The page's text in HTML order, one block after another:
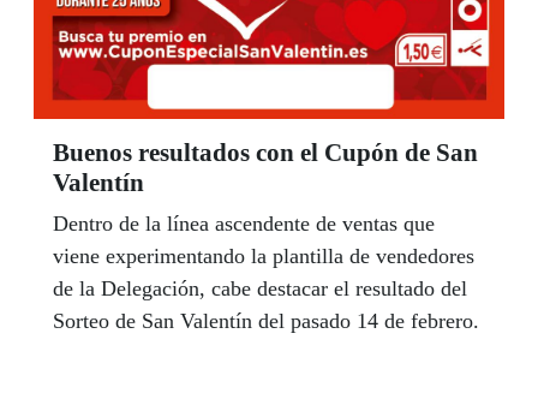
Buenos resultados con el Cupón de San
Valentín
Dentro de la línea ascendente de ventas que
viene experimentando la plantilla de vendedores
de la Delegación, cabe destacar el resultado del
Sorteo de San Valentín del pasado 14 de febrero.